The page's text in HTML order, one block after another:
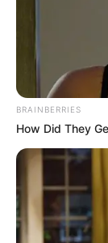
Δείτε όλες
τον Κόσμο, τη
BRAINBERRIES
How Did They